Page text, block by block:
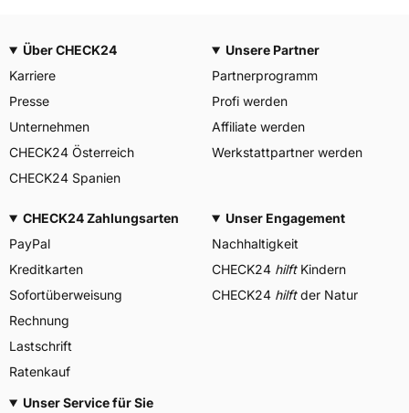
Über CHECK24
Karriere
Presse
Unternehmen
CHECK24 Österreich
CHECK24 Spanien
Unsere Partner
Partnerprogramm
Profi werden
Affiliate werden
Werkstattpartner werden
CHECK24 Zahlungsarten
PayPal
Kreditkarten
Sofortüberweisung
Rechnung
Lastschrift
Ratenkauf
Unser Engagement
Nachhaltigkeit
CHECK24 hilftKindern
CHECK24 hilftder Natur
Unser Service für Sie